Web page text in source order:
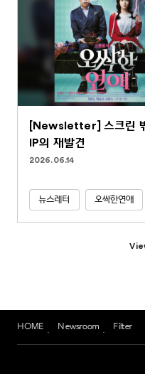
[Newsletter] 스크린
IP의 재발견
2026.06.14
뉴스레터 오싹한연애
HOME Newsroom Filter